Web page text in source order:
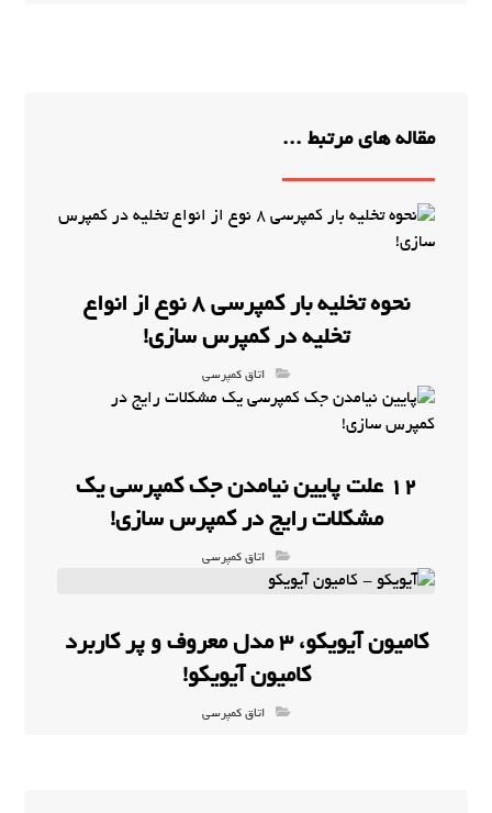
مقاله های مرتبط ...
نحوه تخلیه بار کمپرسی 8 نوع از انواع
تخلیه در کمپرس سازی!
اتاق کمپرسی
12 علت پایین نیامدن جک کمپرسی یک
مشکلات رایج در کمپرس سازی!
اتاق کمپرسی
کامیون آیویکو، 3 مدل معروف و پر کاربرد
کامیون آیویکو!
اتاق کمپرسی